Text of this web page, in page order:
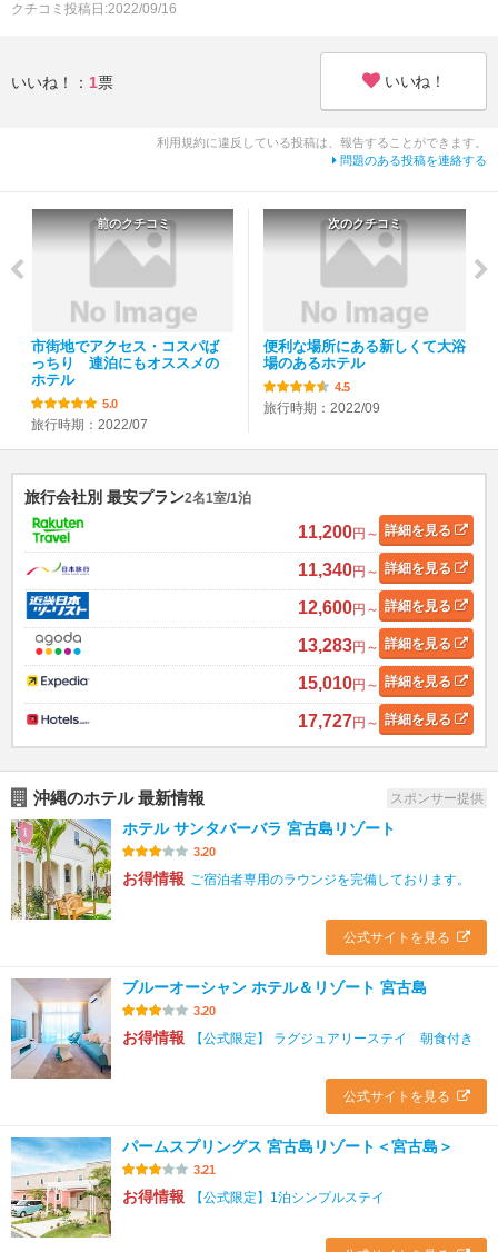
クチコミ投稿日:2022/09/16
いいね！： 1票 いいね！
利用規約に違反している投稿は、報告することができます。
問題のある投稿を連絡する
前のクチコミ
市街地でアクセス・コスパば
っちり 連泊にもオススメの
ホテル
5.0
旅行時期：2022/07
次のクチコミ
便利な場所にある新しくて大浴
場のあるホテル
4.5
旅行時期：2022/09
旅行会社別 最安プラン2名1室/1泊
11,200円～ 詳細を見る
11,340円～ 詳細を見る
12,600円～ 詳細を見る
13,283円～ 詳細を見る
15,010円～ 詳細を見る
17,727円～ 詳細を見る
沖縄のホテル 最新情報 スポンサー提供
ホテル サンタバーバラ 宮古島リゾート
3.20
お得情報 ご宿泊者専用のラウンジを完備しております。
公式サイトを見る
ブルーオーシャン ホテル＆リゾート 宮古島
3.20
お得情報 【公式限定】 ラグジュアリーステイ 朝食付き
公式サイトを見る
パームスプリングス 宮古島リゾート＜宮古島＞
3.21
お得情報 【公式限定】1泊シンプルステイ